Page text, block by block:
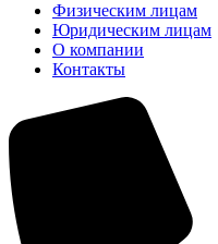
Физическим лицам
Юридическим лицам
О компании
Контакты